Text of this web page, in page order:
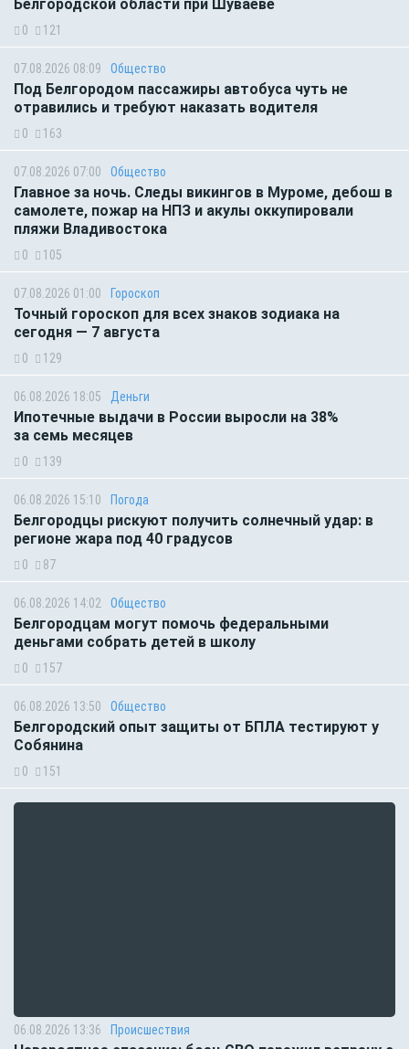
Белгородской области при Шуваеве
0 121
07.08.2026 08:09 Общество
Под Белгородом пассажиры автобуса чуть не
отравились и требуют наказать водителя
0 163
07.08.2026 07:00 Общество
Главное за ночь. Следы викингов в Муроме, дебош в
самолете, пожар на НПЗ и акулы оккупировали
пляжи Владивостока
0 105
07.08.2026 01:00 Гороскоп
Точный гороскоп для всех знаков зодиака на
сегодня — 7 августа
0 129
06.08.2026 18:05 Деньги
Ипотечные выдачи в России выросли на 38%
за семь месяцев
0 139
06.08.2026 15:10 Погода
Белгородцы рискуют получить солнечный удар: в
регионе жара под 40 градусов
0 87
06.08.2026 14:02 Общество
Белгородцам могут помочь федеральными
деньгами собрать детей в школу
0 157
06.08.2026 13:50 Общество
Белгородский опыт защиты от БПЛА тестируют у
Собянина
0 151
06.08.2026 13:36 Происшествия